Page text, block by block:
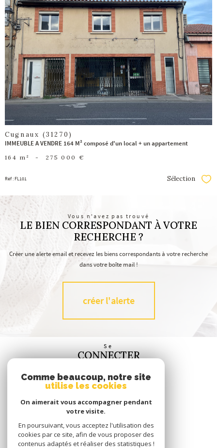
voir le
bien
Cugnaux (31270)
IMMEUBLE A VENDRE 164 M² composé d'un local + un appartement
164 m² - 275 000 €
Réf : FL101 Sélection
Vous n'avez pas trouvé
LE BIEN CORRESPONDANT À VOTRE
RECHERCHE ?
Créer une alerte email et recevez les biens correspondants à votre recherche
dans votre boîte mail !
créer l'alerte
Se
CONNECTER
espace propriétaire
SUIVRE
Nous
Comme beaucoup, notre site
utilise les cookies
On aimerait vous accompagner pendant
votre visite.
En poursuivant, vous acceptez l'utilisation des
cookies par ce site, afin de vous proposer des
contenus adaptés et réaliser des statistiques !